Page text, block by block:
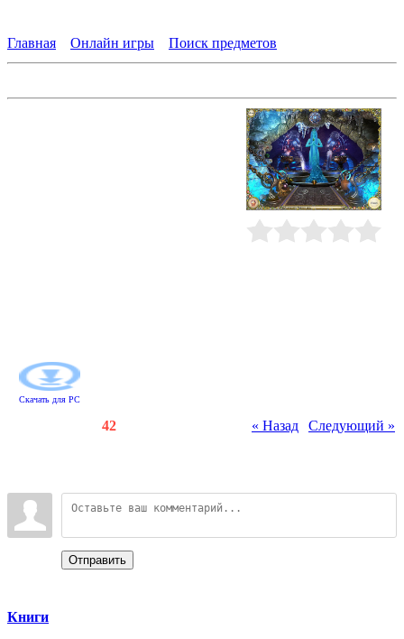
Главная
Онлайн игры Поиск предметов
Скачать для PC
« Назад Следующий »
42
Отправить
Книги